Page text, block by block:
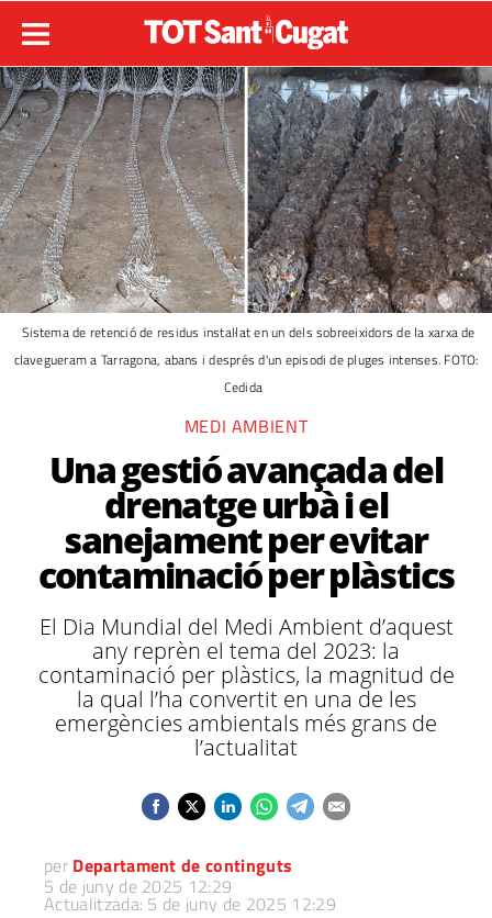
Sistema de retenció de residus instal·lat en un dels sobreeixidors de la xarxa de
clavegueram a Tarragona, abans i després d'un episodi de pluges intenses. FOTO:
Cedida
MEDI AMBIENT
Una gestió avançada del
drenatge urbà i el
sanejament per evitar
contaminació per plàstics
El Dia Mundial del Medi Ambient d’aquest
any reprèn el tema del 2023: la
contaminació per plàstics, la magnitud de
la qual l’ha convertit en una de les
emergències ambientals més grans de
l’actualitat
per Departament de continguts
5 de juny de 2025 12:29
Actualitzada: 5 de juny de 2025 12:29